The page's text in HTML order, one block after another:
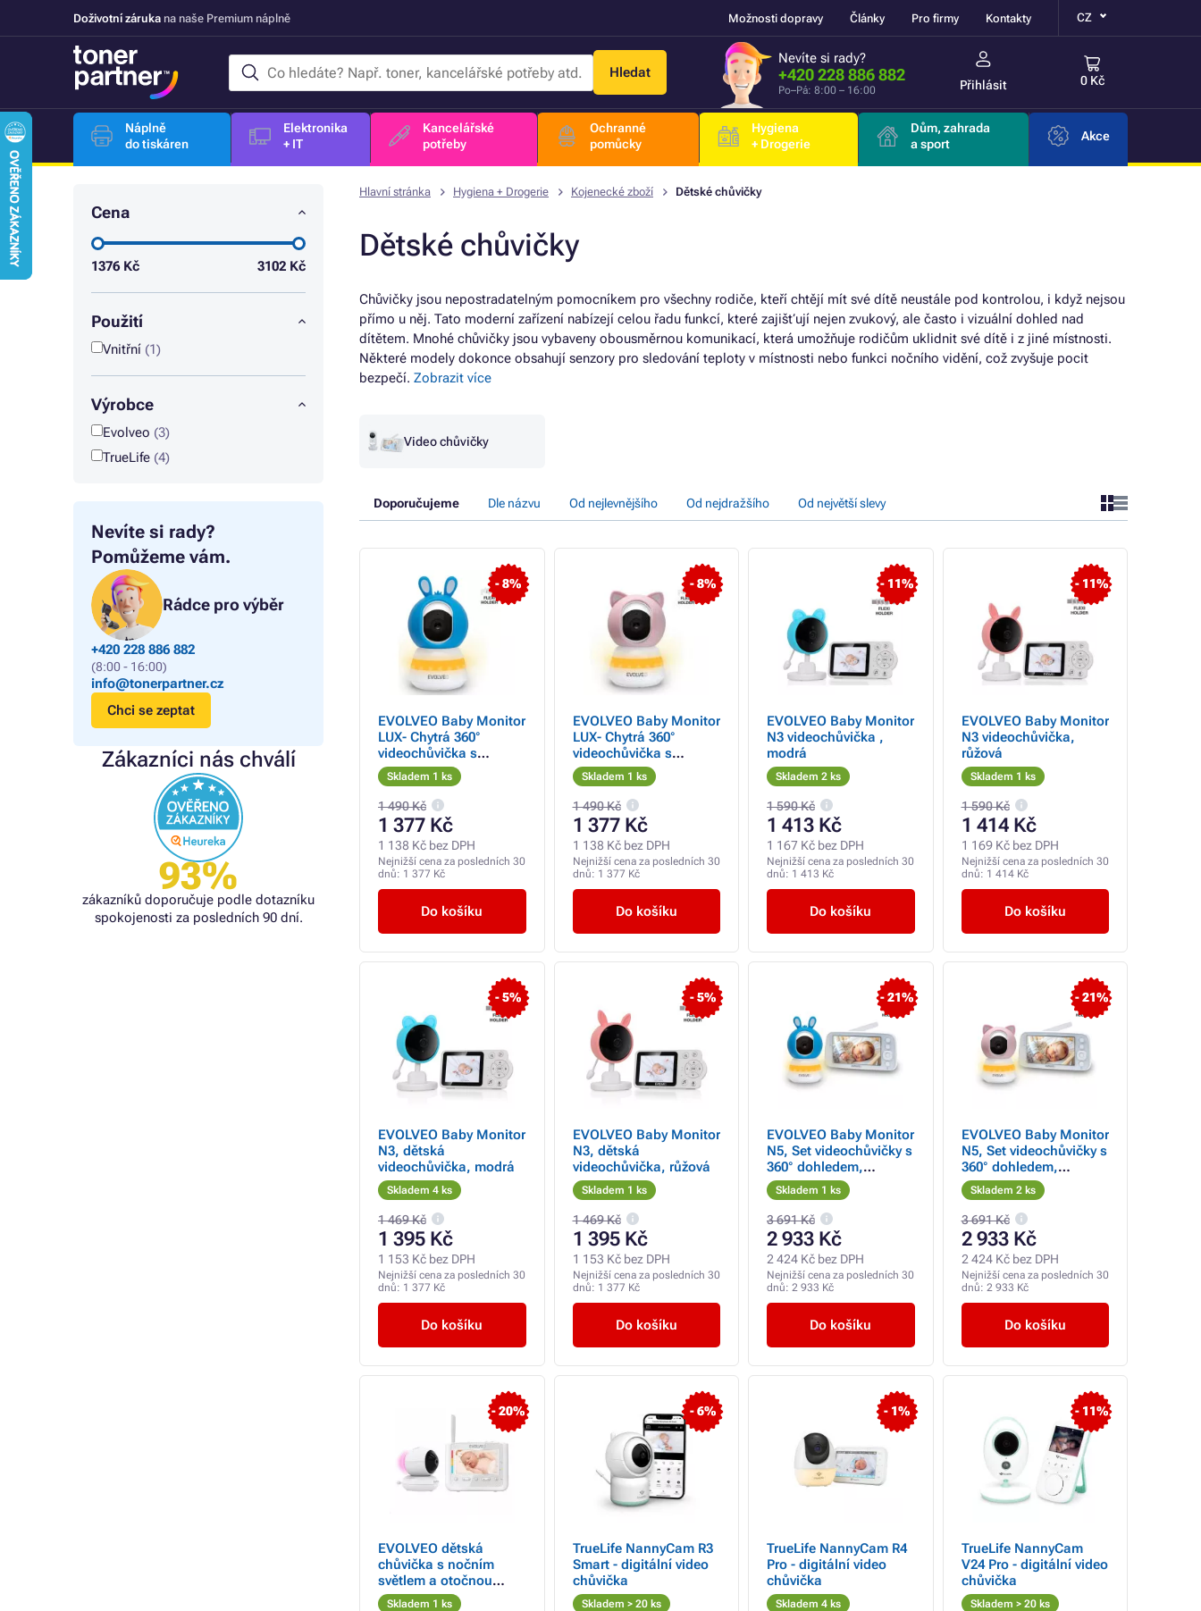
Doživotní záruka na naše Premium náplně Možnosti dopravy Články Pro firmy Kontakty CZ
Hledat
Nevíte si rady?
+420 228 886 882
Po–Pá: 8:00 – 16:00 Přihlásit 0 Kč
Náplně
do tiskáren
Elektronika
+ IT
Kancelářské
potřeby
Ochranné
pomůcky
Hygiena
+ Drogerie
Dům, zahrada
a sport
Akce
Cena
1376Kč 3102 Kč
Použití
Vnitřní (1)
Výrobce
Evolveo (3)
TrueLife (4)
Nevíte si rady?
Pomůžeme vám.
Rádce pro výběr
+420 228 886 882
(8:00 - 16:00)
info@tonerpartner.cz
Chci se zeptat
Zákazníci nás chválí
93%
zákazníků doporučuje podle dotazníku
spokojenosti za posledních 90 dní.
Hlavní stránka Hygiena + Drogerie Kojenecké zboží Dětské chůvičky
Dětské chůvičky
Chůvičky jsou nepostradatelným pomocníkem pro všechny rodiče, kteří chtějí mít své dítě neustále pod kontrolou, i když nejsou
přímo u něj. Tato moderní zařízení nabízejí celou řadu funkcí, které zajišťují nejen zvukový, ale často i vizuální dohled nad
dítětem. Mnohé chůvičky jsou vybaveny obousměrnou komunikací, která umožňuje rodičům uklidnit své dítě i z jiné místnosti.
Některé modely dokonce obsahují senzory pro sledování teploty v místnosti nebo funkci nočního vidění, což zvyšuje pocit
bezpečí. Zobrazit více
Video chůvičky
Doporučujeme Dle názvu Od nejlevnějšího Od nejdražšího Od největší slevy
- 8%
EVOLVEO Baby Monitor
LUX- Chytrá 360°
videochůvička s
nočním viděním,
detekcí pláče a
pohybu, modrá
Skladem 1 ks
1 490 Kč
1 377 Kč
1 138 Kč bez DPH
Nejnižší cena za posledních 30
dnů: 1 377 Kč
Do košíku
- 8%
EVOLVEO Baby Monitor
LUX- Chytrá 360°
videochůvička s
nočním viděním,
detekcí pláče a
pohybu, růžová
Skladem 1 ks
1 490 Kč
1 377 Kč
1 138 Kč bez DPH
Nejnižší cena za posledních 30
dnů: 1 377 Kč
Do košíku
- 11%
EVOLVEO Baby Monitor
N3 videochůvička ,
modrá
Skladem 2 ks
1 590 Kč
1 413 Kč
1 167 Kč bez DPH
Nejnižší cena za posledních 30
dnů: 1 413 Kč
Do košíku
- 11%
EVOLVEO Baby Monitor
N3 videochůvička,
růžová
Skladem 1 ks
1 590 Kč
1 414 Kč
1 169 Kč bez DPH
Nejnižší cena za posledních 30
dnů: 1 414 Kč
Do košíku
- 5%
EVOLVEO Baby Monitor
N3, dětská
videochůvička, modrá
Skladem 4 ks
1 469 Kč
1 395 Kč
1 153 Kč bez DPH
Nejnižší cena za posledních 30
dnů: 1 377 Kč
Do košíku
- 5%
EVOLVEO Baby Monitor
N3, dětská
videochůvička, růžová
Skladem 1 ks
1 469 Kč
1 395 Kč
1 153 Kč bez DPH
Nejnižší cena za posledních 30
dnů: 1 377 Kč
Do košíku
- 21%
EVOLVEO Baby Monitor
N5, Set videochůvičky s
360° dohledem,
obousměrnou
komunikací a
ukolébavkami, modrá
Skladem 1 ks
3 691 Kč
2 933 Kč
2 424 Kč bez DPH
Nejnižší cena za posledních 30
dnů: 2 933 Kč
Do košíku
- 21%
EVOLVEO Baby Monitor
N5, Set videochůvičky s
360° dohledem,
obousměrnou
komunikací a
ukolébavkami, růžová
Skladem 2 ks
3 691 Kč
2 933 Kč
2 424 Kč bez DPH
Nejnižší cena za posledních 30
dnů: 2 933 Kč
Do košíku
- 20%
EVOLVEO dětská
chůvička s nočním
světlem a otočnou
kamerou NL4
Skladem 1 ks
- 6%
TrueLife NannyCam R3
Smart - digitální video
chůvička
Skladem > 20 ks
- 1%
TrueLife NannyCam R4
Pro - digitální video
chůvička
Skladem 4 ks
- 11%
TrueLife NannyCam
V24 Pro - digitální video
chůvička
Skladem > 20 ks